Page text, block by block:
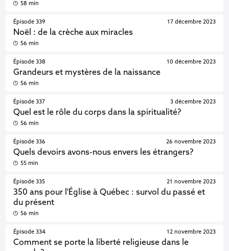
58 min
Épisode 339
Noël : de la crèche aux miracles
17 décembre 2023
56 min
Épisode 338
Grandeurs et mystères de la naissance
10 décembre 2023
56 min
Épisode 337
Quel est le rôle du corps dans la spiritualité?
3 décembre 2023
56 min
Épisode 336
Quels devoirs avons-nous envers les étrangers?
26 novembre 2023
55 min
Épisode 335
350 ans pour l'Église à Québec : survol du passé et
du présent
21 novembre 2023
56 min
Épisode 334
Comment se porte la liberté religieuse dans le
12 novembre 2023